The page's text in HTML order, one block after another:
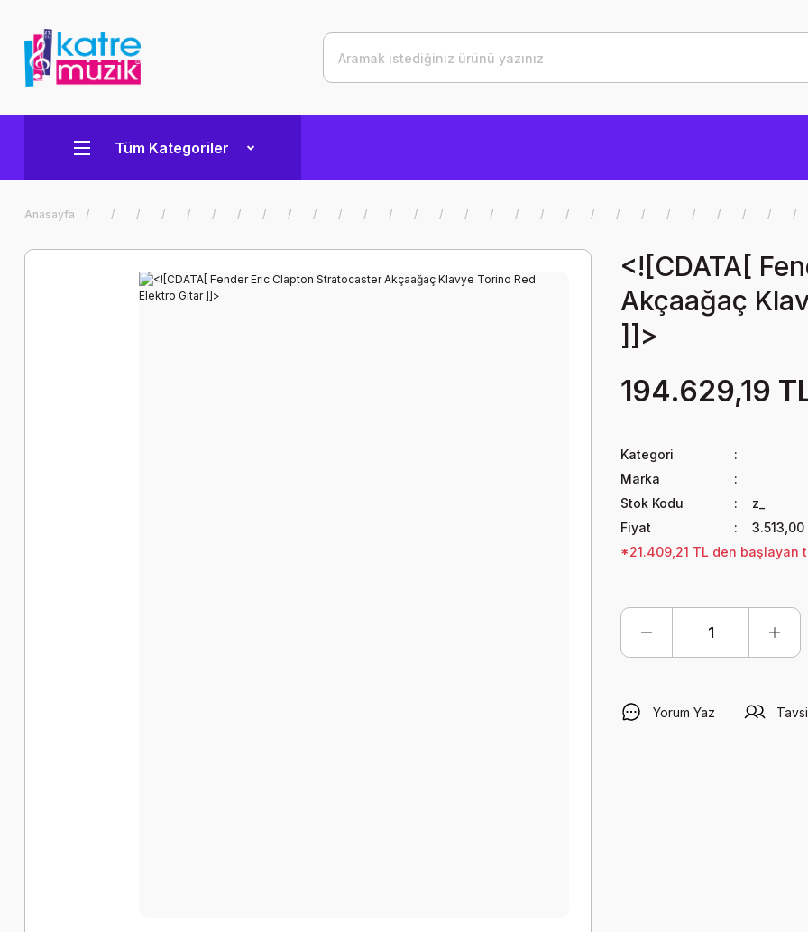
Tüm Kategoriler
Anasayfa
<![CDATA[
Akçaağaç
]]>
194.629,19
Kategori
Marka
Stok Kodu
z_
Fiyat
3.513,00
*21.409,21 TL den başlayan
Yorum Yaz